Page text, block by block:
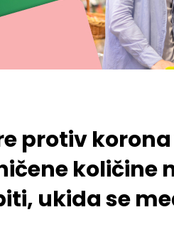
protiv
količine
ukida se